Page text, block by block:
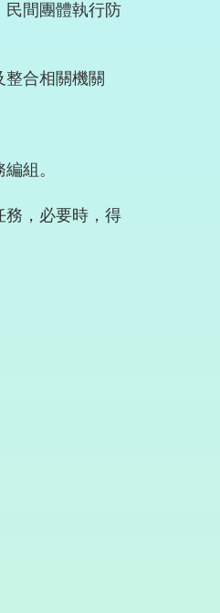
間團體執行防
合相關機關
組。
，必要時，得